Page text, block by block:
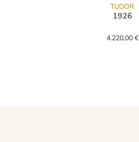
TUDOR
1926
4.220,00 €